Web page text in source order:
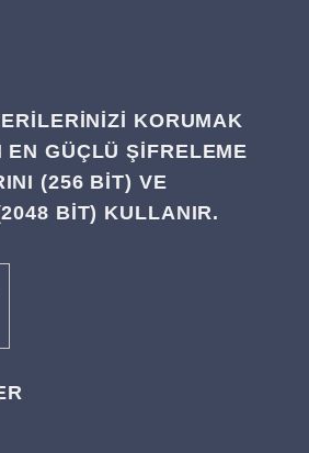
KORUMAK
EN GÜÇLÜ ŞIFRELEME
(256 BIT) VE
BIT) KULLANIR.